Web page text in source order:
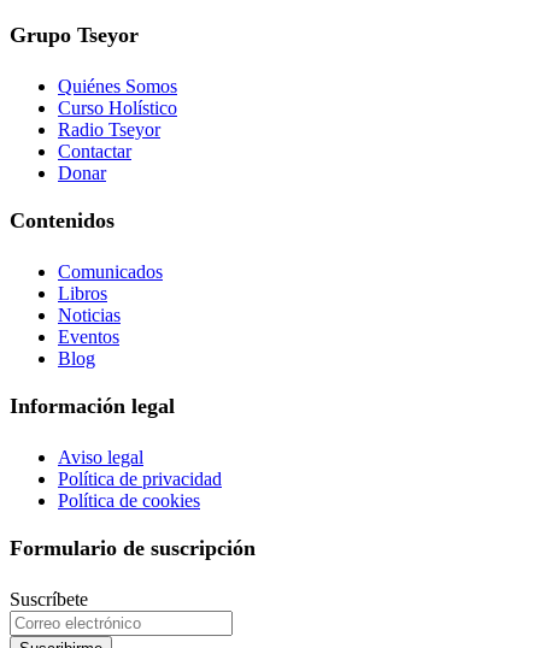
Grupo Tseyor
Quiénes Somos
Curso Holístico
Radio Tseyor
Contactar
Donar
Contenidos
Comunicados
Libros
Noticias
Eventos
Blog
Información legal
Aviso legal
Política de privacidad
Política de cookies
Formulario de suscripción
Suscríbete